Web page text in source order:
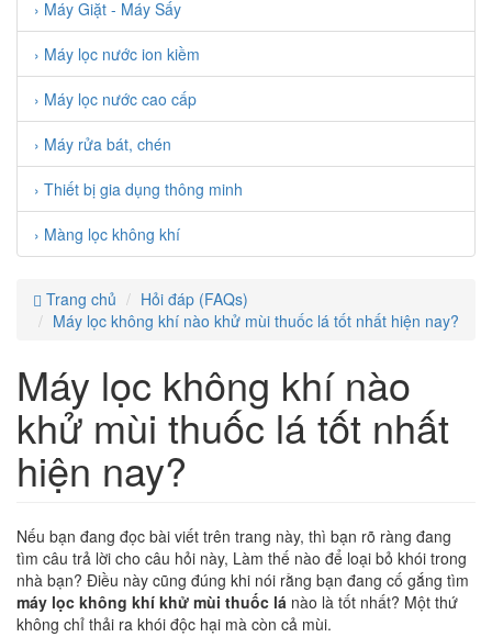
› Máy Giặt - Máy Sấy
› Máy lọc nước ion kiềm
› Máy lọc nước cao cấp
› Máy rửa bát, chén
› Thiết bị gia dụng thông minh
› Màng lọc không khí
Trang chủ
Hỏi đáp (FAQs)
Máy lọc không khí nào khử mùi thuốc lá tốt nhất hiện nay?
Máy lọc không khí nào
khử mùi thuốc lá tốt nhất
hiện nay?
Nếu bạn đang đọc bài viết trên trang này, thì bạn rõ ràng đang
tìm câu trả lời cho câu hỏi này, Làm thế nào để loại bỏ khói trong
nhà bạn? Điều này cũng đúng khi nói rằng bạn đang cố gắng tìm
máy lọc không khí khử mùi thuốc lá nào là tốt nhất? Một thứ
không chỉ thải ra khói độc hại mà còn cả mùi.